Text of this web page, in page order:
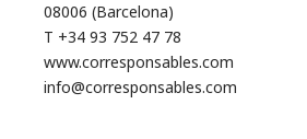
08006 (Barcelona)
T +34 93 752 47 78
www.corresponsables.com
info@corresponsables.com